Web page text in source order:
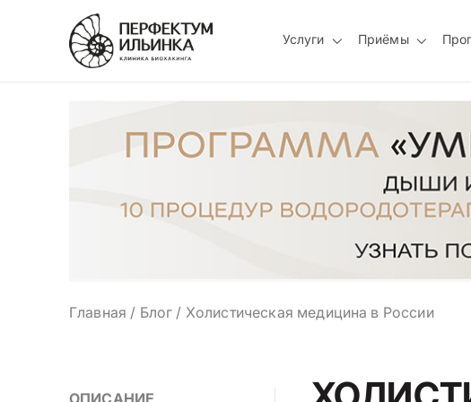
Услуги Приёмы
Главная / Блог / Холистическая медицина в России
ОПИСАНИЕ